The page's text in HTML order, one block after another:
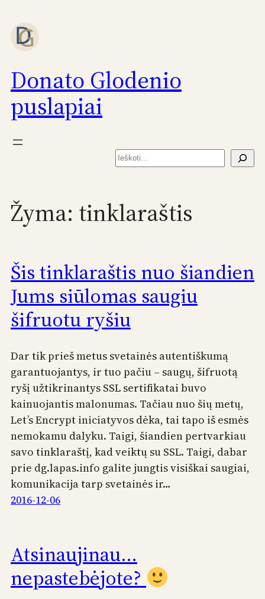
prie
turinio
Donato Glodenio
puslapiai
Paieška
Žyma: tinklaraštis
Šis tinklaraštis nuo šiandien
Jums siūlomas saugiu
šifruotu ryšiu
Dar tik prieš metus svetainės autentiškumą
garantuojantys, ir tuo pačiu – saugų, šifruotą
ryšį užtikrinantys SSL sertifikatai buvo
kainuojantis malonumas. Tačiau nuo šių metų,
Let’s Encrypt iniciatyvos dėka, tai tapo iš esmės
nemokamu dalyku. Taigi, šiandien pertvarkiau
savo tinklaraštį, kad veiktų su SSL. Taigi, dabar
prie dg.lapas.info galite jungtis visiškai saugiai,
komunikacija tarp svetainės ir…
2016-12-06
Atsinaujinau…
nepastebėjote?